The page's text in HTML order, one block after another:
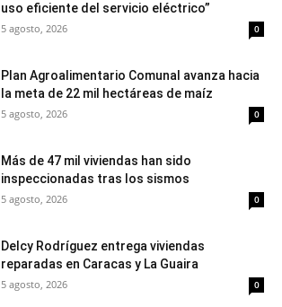
uso eficiente del servicio eléctrico”
5 agosto, 2026 0
Plan Agroalimentario Comunal avanza hacia
la meta de 22 mil hectáreas de maíz
5 agosto, 2026 0
Más de 47 mil viviendas han sido
inspeccionadas tras los sismos
5 agosto, 2026 0
Delcy Rodríguez entrega viviendas
reparadas en Caracas y La Guaira
5 agosto, 2026 0